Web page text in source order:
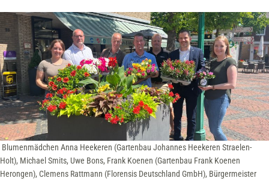
Blumenmädchen Anna Heekeren (Gartenbau Johannes Heekeren Straelen-
Holt), Michael Smits, Uwe Bons, Frank Koenen (Gartenbau Frank Koenen
Herongen), Clemens Rattmann (Florensis Deutschland GmbH), Bürgermeister